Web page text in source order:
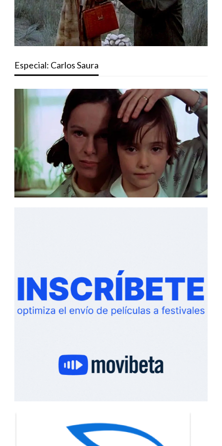
Especial: Carlos Saura